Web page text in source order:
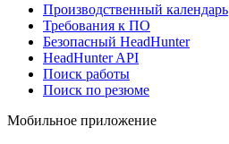
Производственный календарь
Требования к ПО
Безопасный HeadHunter
HeadHunter API
Поиск работы
Поиск по резюме
Мобильное приложение